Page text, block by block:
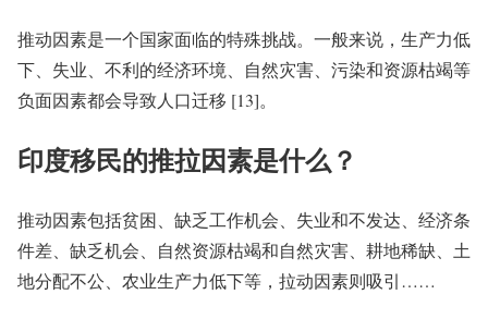
推动因素是一个国家面临的特殊挑战。一般来说，生产力低
下、失业、不利的经济环境、自然灾害、污染和资源枯竭等
负面因素都会导致人口迁移 [13]。
印度移民的推拉因素是什么？
推动因素包括贫困、缺乏工作机会、失业和不发达、经济条
件差、缺乏机会、自然资源枯竭和自然灾害、耕地稀缺、土
地分配不公、农业生产力低下等，拉动因素则吸引……